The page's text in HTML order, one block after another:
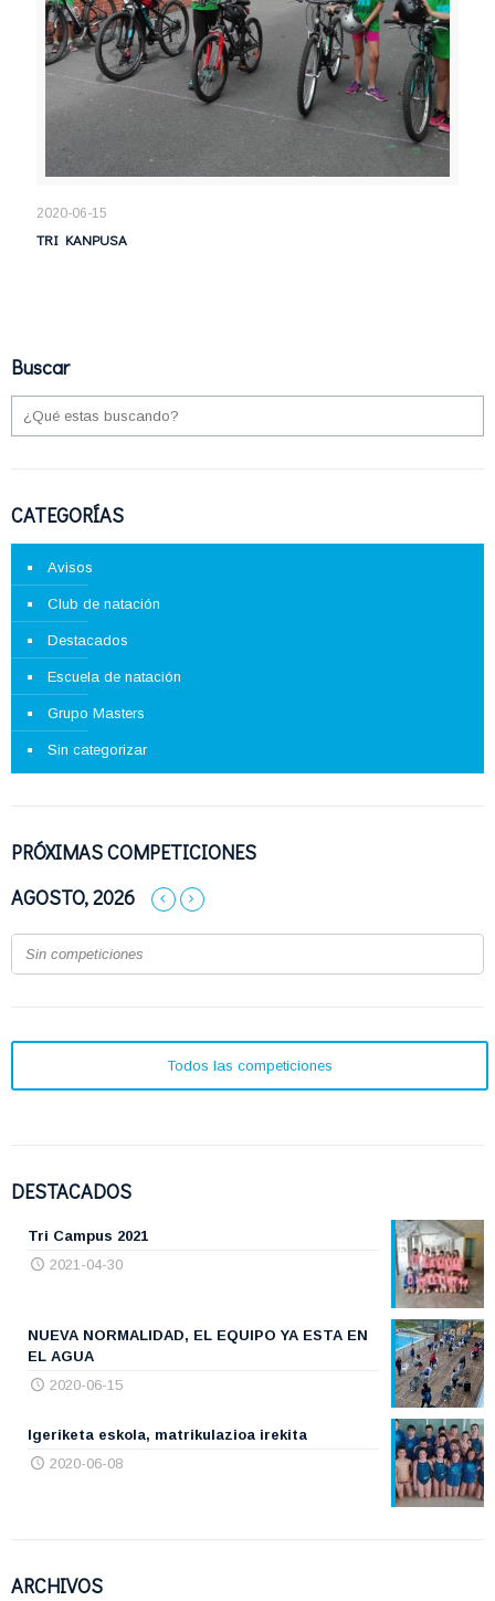
2020-06-15
TRI KANPUSA
Buscar
CATEGORÍAS
Avisos
Club de natación
Destacados
Escuela de natación
Grupo Masters
Sin categorizar
PRÓXIMAS COMPETICIONES
AGOSTO, 2026
Sin competiciones
Todos las competiciones
DESTACADOS
Tri Campus 2021
2021-04-30
NUEVA NORMALIDAD, EL EQUIPO YA ESTA EN
EL AGUA
2020-06-15
Igeriketa eskola, matrikulazioa irekita
2020-06-08
ARCHIVOS